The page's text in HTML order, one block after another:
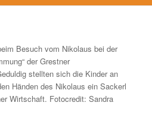
Besuch vom Nikolaus bei der
der Grestner
stellten sich die Kinder an
Händen des Nikolaus ein Sackerl
Wirtschaft. Fotocredit: Sandra